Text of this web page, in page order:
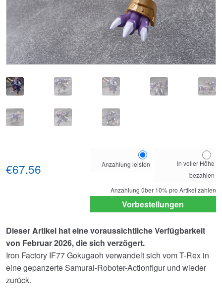
your
option
Anzahlung leisten
In voller Höhe
bezahlen
Anzahlung über 10%pro Artikel zahlen
Vorbestellungen
€67.56
Dieser Artikel hat eine voraussichtliche Verfügbarkeit
von Februar 2026, die sich verzögert.
Iron Factory IF77 Gokugaoh verwandelt sich vom T-Rex in
eine gepanzerte Samurai-Roboter-Actionfigur und wieder
zurück.